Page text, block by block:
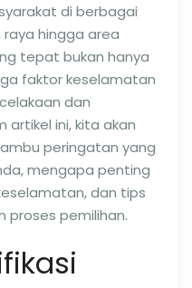
di berbagai
raya hingga area
tepat bukan hanya
faktor keselamatan
dan
artikel ini, kita akan
peringatan yang
mengapa penting
dan tips
proses pemilihan.